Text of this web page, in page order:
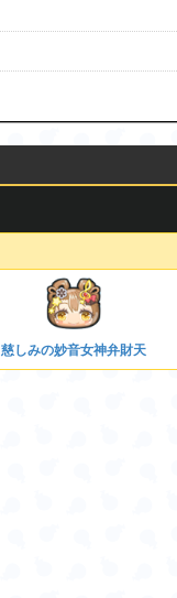
慈しみの妙音女神弁財天